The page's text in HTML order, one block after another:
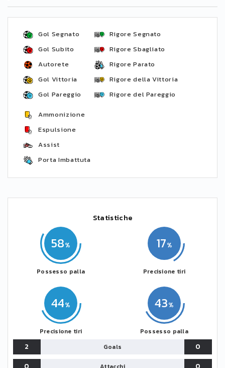
Gol Segnato
Gol Subito
Autorete
Gol Vittoria
Gol Pareggio
Rigore Segnato
Rigore Sbagliato
Rigore Parato
Rigore della Vittoria
Rigore del Pareggio
Ammonizione
Espulsione
Assist
Porta Imbattuta
Statistiche
58
Possesso palla
44
Precisione tiri
43
Possesso palla
17
Precisione tiri
2 Goals
0